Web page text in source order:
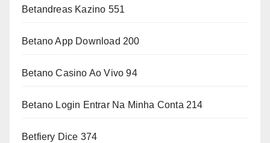
Betandreas Kazino 551
Betano App Download 200
Betano Casino Ao Vivo 94
Betano Login Entrar Na Minha Conta 214
Betfiery Dice 374